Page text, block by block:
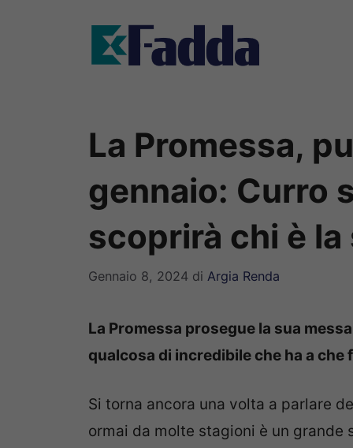
La Promessa,
gennaio: Curro
scoprirà chi è la
Gennaio 8, 2024 di Argia Renda
La Promessa prosegue la sua
qualcosa di incredibile che ha a che
Si torna ancora una volta a parlare
ormai da molte stagioni è un grande